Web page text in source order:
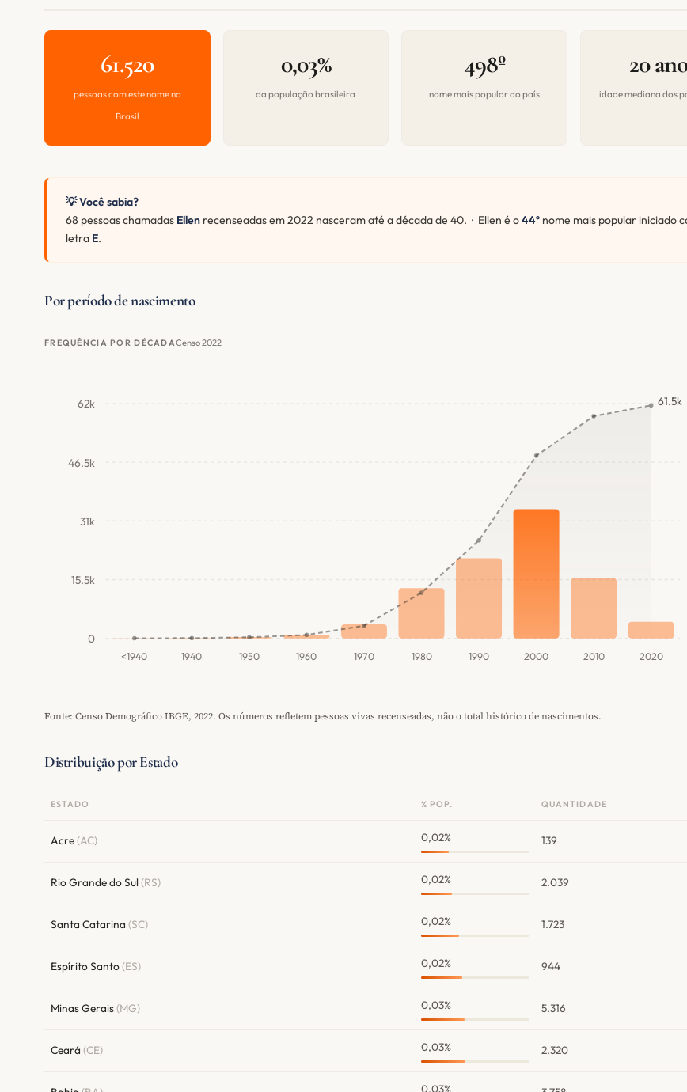
61.520
pessoas com este nome no
Brasil
0,03%
da população brasileira
498º
nome mais popular do país
20
idade mediana dos
💡 Você sabia?
68 pessoas chamadas Ellen recenseadas em 2022 nasceram até a década de 40. · Ellen é o44º nome mais popular iniciado
letra E.
Por período de nascimento
FREQUÊNCIA POR DÉCADACenso 2022
0
15.5k
31k
46.5k
62k
<1940 1940 1950 1960 1970 1980 1990 2000 2010 2020
61.5k
Fonte: Censo Demográfico IBGE, 2022. Os números refletem pessoas vivas recenseadas, não o total histórico de nascimentos.
Distribuição por Estado
ESTADO % POP. QUANTIDADE
Acre(AC) 0,02% 139
Rio Grande do Sul(RS) 0,02% 2.039
Santa Catarina (SC) 0,02% 1.723
Espírito Santo(ES) 0,02% 944
Minas Gerais(MG) 0,03% 5.316
Ceará (CE) 0,03% 2.320
0,03%